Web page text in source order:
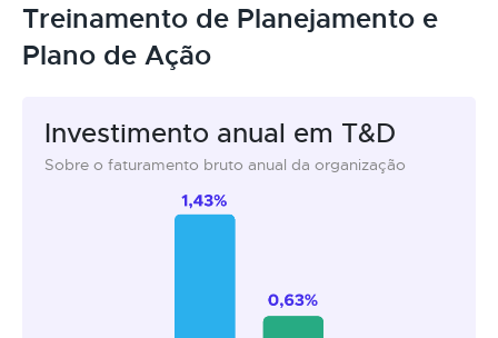
Treinamento de Planejamento e
Plano de Ação
Investimento anual em T&D
Sobre o faturamento bruto anual da organização